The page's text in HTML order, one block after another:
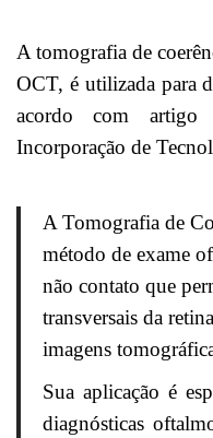
A tomografia de
OCT, é utilizada para
acordo com artigo
Incorporação de
A Tomografia de
método de exame
não contato que
transversais da
imagens
Sua aplicação é
diagnósticas